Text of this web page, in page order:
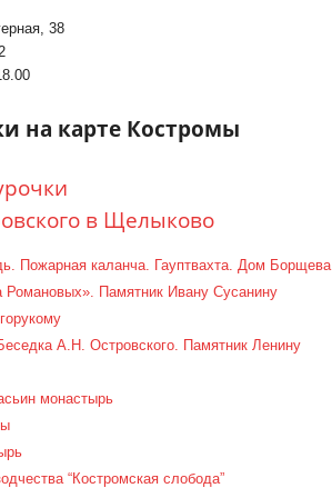
38
на карте Костромы
в Щелыково
Пожарная каланча. Гауптвахта. Дом Борщева
Романовых». Памятник Ивану Сусанину
А.Н. Островского. Памятник Ленину
монастырь
“Костромская слобода”